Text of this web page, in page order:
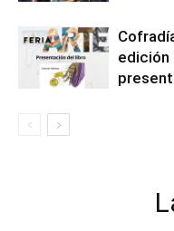
edición